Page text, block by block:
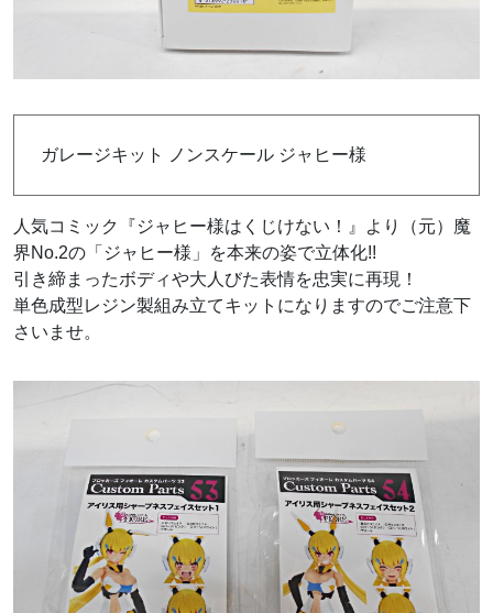
ガレージキット ノンスケール ジャヒー様
人気コミック『ジャヒー様はくじけない！』より（元）魔
界No.2の「ジャヒー様」を本来の姿で立体化!!
引き締まったボディや大人びた表情を忠実に再現！
単色成型レジン製組み立てキットになりますのでご注意下
さいませ。